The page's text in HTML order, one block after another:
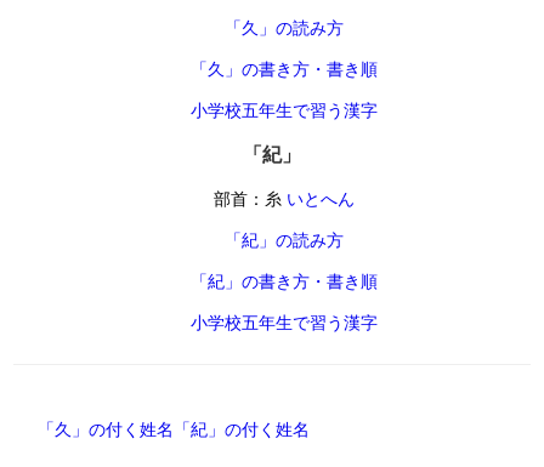
「久」の読み方
「久」の書き方・書き順
小学校五年生で習う漢字
「紀」
部首：糸 いとへん
「紀」の読み方
「紀」の書き方・書き順
小学校五年生で習う漢字
「久」の付く姓名 「紀」の付く姓名